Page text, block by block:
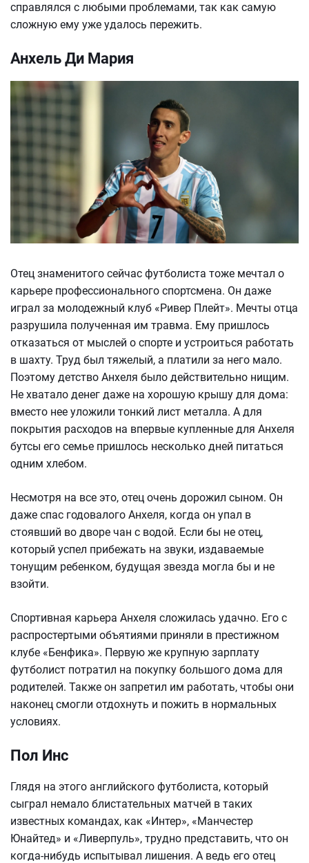
справлялся с любыми проблемами, так как самую
сложную ему уже удалось пережить.
Анхель Ди Мария
Отец знаменитого сейчас футболиста тоже мечтал о
карьере профессионального спортсмена. Он даже
играл за молодежный клуб «Ривер Плейт». Мечты отца
разрушила полученная им травма. Ему пришлось
отказаться от мыслей о спорте и устроиться работать
в шахту. Труд был тяжелый, а платили за него мало.
Поэтому детство Анхеля было действительно нищим.
Не хватало денег даже на хорошую крышу для дома:
вместо нее уложили тонкий лист металла. А для
покрытия расходов на впервые купленные для Анхеля
бутсы его семье пришлось несколько дней питаться
одним хлебом.
Несмотря на все это, отец очень дорожил сыном. Он
даже спас годовалого Анхеля, когда он упал в
стоявший во дворе чан с водой. Если бы не отец,
который успел прибежать на звуки, издаваемые
тонущим ребенком, будущая звезда могла бы и не
взойти.
Спортивная карьера Анхеля сложилась удачно. Его с
распростертыми объятиями приняли в престижном
клубе «Бенфика». Первую же крупную зарплату
футболист потратил на покупку большого дома для
родителей. Также он запретил им работать, чтобы они
наконец смогли отдохнуть и пожить в нормальных
условиях.
Пол Инс
Глядя на этого английского футболиста, который
сыграл немало блистательных матчей в таких
известных командах, как «Интер», «Манчестер
Юнайтед» и «Ливерпуль», трудно представить, что он
когда-нибудь испытывал лишения. А ведь его отец